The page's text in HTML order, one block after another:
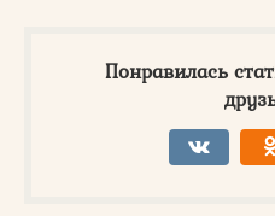
Понравилась